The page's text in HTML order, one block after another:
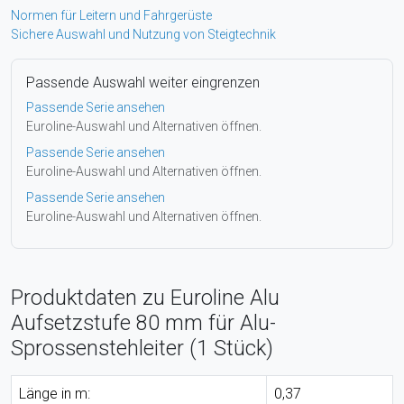
Normen für Leitern und Fahrgerüste
Sichere Auswahl und Nutzung von Steigtechnik
Passende Auswahl weiter eingrenzen
Passende Serie ansehen
Euroline-Auswahl und Alternativen öffnen.
Passende Serie ansehen
Euroline-Auswahl und Alternativen öffnen.
Passende Serie ansehen
Euroline-Auswahl und Alternativen öffnen.
Produktdaten zu Euroline Alu
Aufsetzstufe 80 mm für Alu-
Sprossenstehleiter (1 Stück)
Länge in m: 0,37